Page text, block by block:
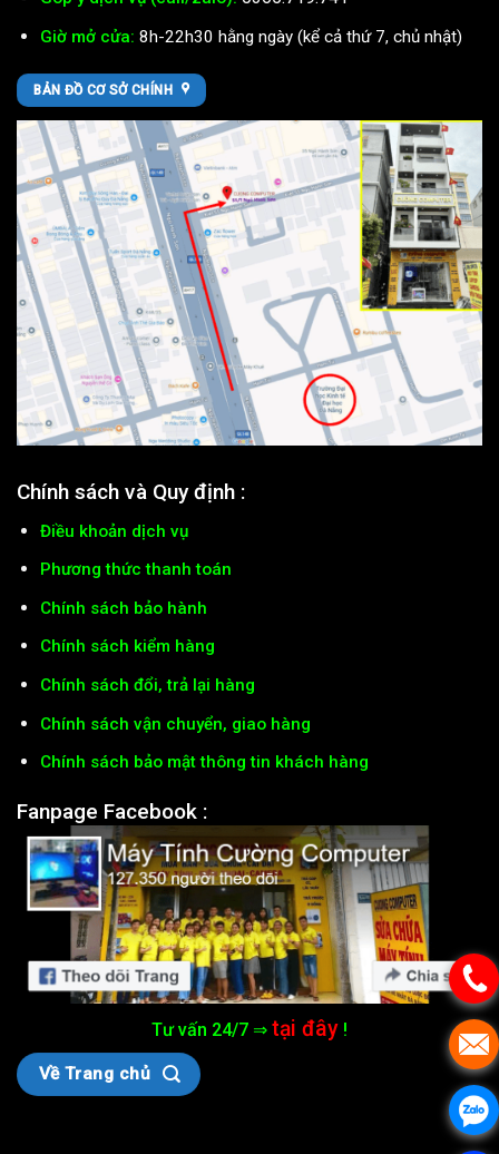
Giờ mở cửa: 8h-22h30 hằng ngày (kể cả thứ 7, chủ nhật)
BẢN ĐỒ CƠ SỞ CHÍNH
Chính sách và Quy định :
Điều khoản dịch vụ
Phương thức thanh toán
Chính sách bảo hành
Chính sách kiểm hàng
Chính sách đổi, trả lại hàng
Chính sách vận chuyển, giao hàng
Chính sách bảo mật thông tin khách hàng
Fanpage Facebook :
Tư vấn 24/7 ⇒ tại đây !
Về Trang chủ